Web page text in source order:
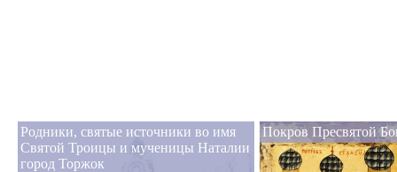
Родники, святые источники во имя
Святой Троицы и мученицы Наталии
город Торжок
Покров Пресвятой